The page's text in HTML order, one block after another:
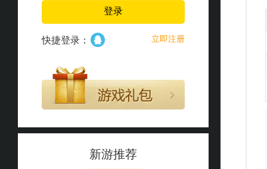
登录
立即注册
快捷登录：
新游推荐